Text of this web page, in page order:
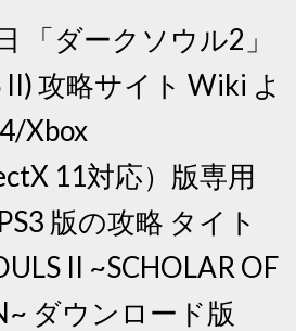
「ダークソウル2」
II) 攻略サイト Wiki よ
Xbox
11対応）版専用
版の攻略 タイト
II ~SCHOLAR OF
ダウンロード版